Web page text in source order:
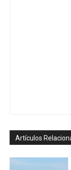
Artículos